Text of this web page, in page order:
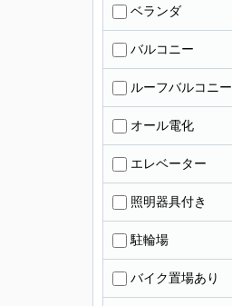
ベランダ
バルコニー
ルーフバルコニー
オール電化
エレベーター
照明器具付き
駐輪場
バイク置場あり